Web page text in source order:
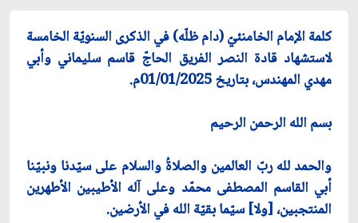
كلمة الإمام الخامنئيّ (دام ظلّه) في الذكرى السنويّة الخامسة
لاستشهاد قادة النصر الفريق الحاجّ قاسم سليماني وأبي
مهدي المهندس، بتاريخ 01/01/2025م.
بسم الله الرحمن الرحيم
والحمد لله ربّ العالمين والصلاةُ والسلام على سيّدنا ونبيّنا
أبي القاسم المصطفى محمّد وعلى آله الأطيبين الأطهرين
المنتجبين، [ولا] سيّما بقيّة الله في الأرضين.